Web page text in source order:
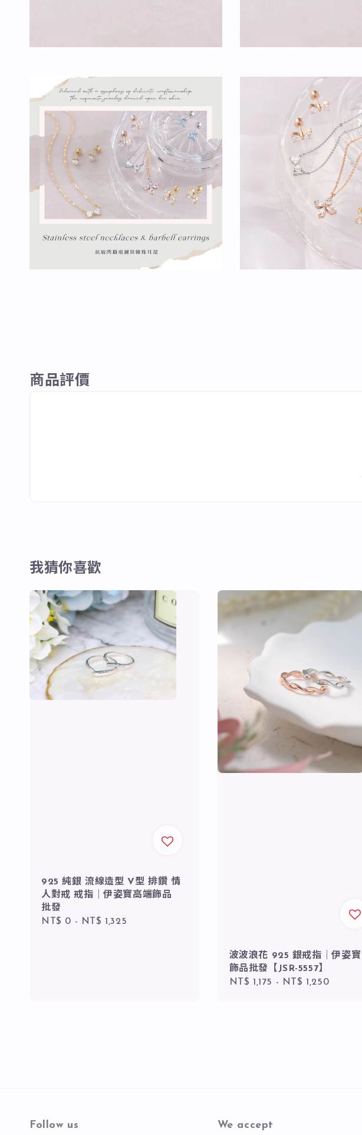
商品評價
我猜你喜歡
925 純銀 流線造型 V型 排鑽 情
人對戒 戒指｜伊姿寶高端飾品
批發
Regular
NT$ 0 - NT$ 1,325
波波浪花 925 銀戒指｜伊姿寶
飾品批發【JSR-5557】
Regular
NT$ 1,175 - NT$ 1,250
Follow us We accept